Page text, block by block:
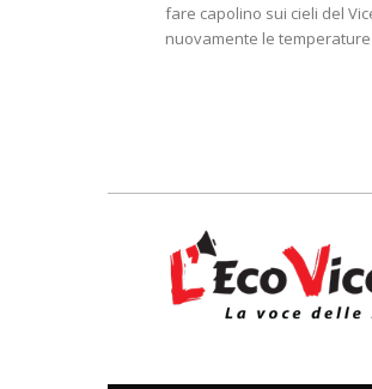
fare capolino sui cieli del
nuovamente le